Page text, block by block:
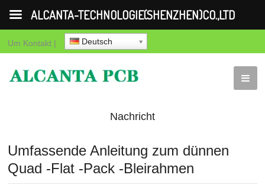
Um Kontakt | Deutsch
Nachricht
Umfassende Anleitung zum dünnen
Quad -Flat -Pack -Bleirahmen
ALCANTA-TECHNOLOGIE(SHENZHEN)CO.,LTD